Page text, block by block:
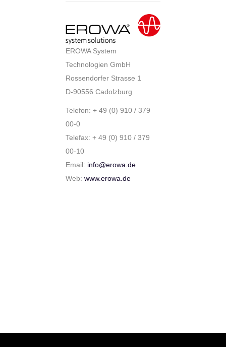
EROWA System
Technologien GmbH
Rossendorfer Strasse 1
D-90556 Cadolzburg
Telefon: + 49 (0) 910 / 379
00-0
Telefax: + 49 (0) 910 / 379
00-10
Email: info@erowa.de
Web: www.erowa.de